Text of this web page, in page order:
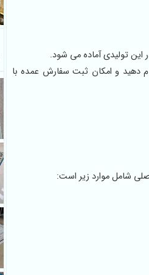
تولیدی آماده می شود.
دهید و امکان ثبت سفارش عمده با
شامل موارد زیر است: